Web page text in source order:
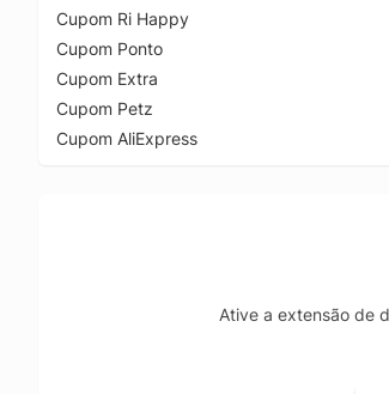
Cupom Ri Happy
Cupom Ponto
Cupom Extra
Cupom Petz
Cupom AliExpress
Ative a extensão de